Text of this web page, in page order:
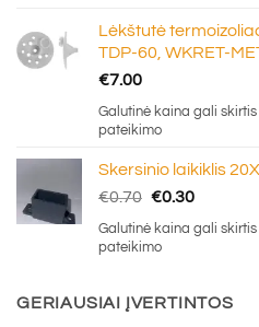
Lėkštutė
TDP-60, WKRET-
€7.00
Galutinė kaina gali
pateikimo
Skersinio laikiklis
€0.70 Original
price
was:
€0.30Current
price
is:
Galutinė kaina gali
pateikimo
GERIAUSIAI ĮVERTINTOS